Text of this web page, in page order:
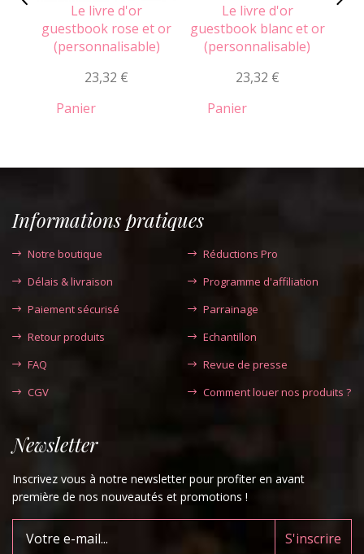
Le livre d'or
guestbook rose et or
(personnalisable)
23,32 €
Panier
Le livre d'or
guestbook blanc et or
(personnalisable)
23,32 €
Panier
Informations pratiques
Notre boutique
Délais & livraison
Paiement sécurisé
Retour produits
FAQ
CGV
Réductions Pro
Programme d'affiliation
Parrainage
Echantillon
Revue de presse
Comment louer nos produits ?
Newsletter
Inscrivez vous à notre newsletter pour profiter en avant
première de nos nouveautés et promotions !